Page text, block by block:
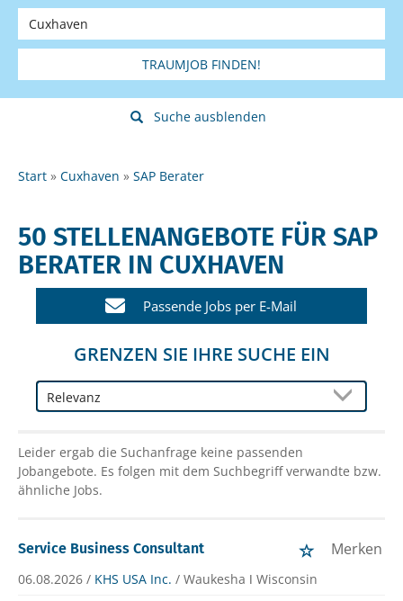
TRAUMJOB FINDEN!
Suche ausblenden
Start Cuxhaven SAP Berater
50 STELLENANGEBOTE FÜR SAP
BERATER IN CUXHAVEN
Passende Jobs per E-Mail
GRENZEN SIE IHRE SUCHE EIN
Leider ergab die Suchanfrage keine passenden
Jobangebote. Es folgen mit dem Suchbegriff verwandte bzw.
ähnliche Jobs.
Service Business Consultant Merken
06.08.2026 / KHS USA Inc. / Waukesha ǀ Wisconsin